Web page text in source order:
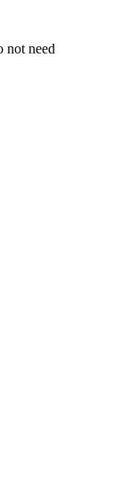
not need